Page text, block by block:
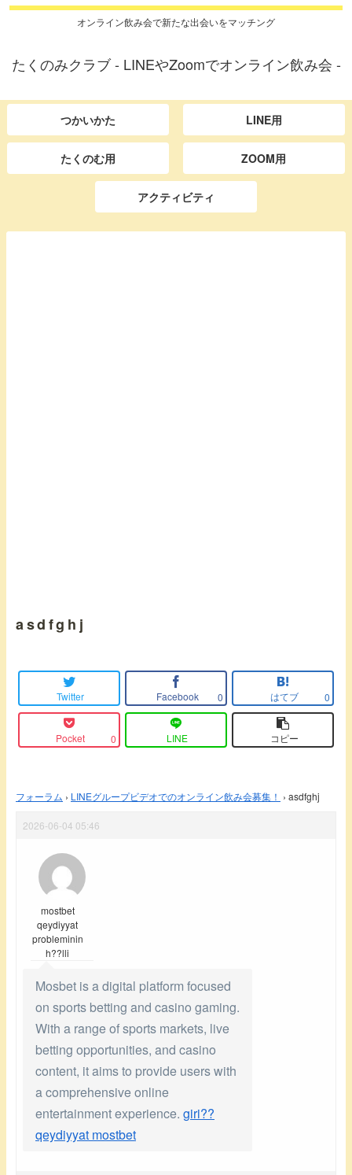
オンライン飲み会で新たな出会いをマッチング
たくのみクラブ - LINEやZoomでオンライン飲み会 -
つかいかた LINE用
たくのむ用 ZOOM用
アクティビティ
asdfghj
Twitter Facebook 0 はてブ 0
Pocket 0 LINE コピー
フォーラム › LINEグループビデオでのオンライン飲み会募集！ › asdfghj
2026-06-04 05:46
mostbet
qeydiyyat
probleminin
h??lli
Mosbet is a digital platform focused
on sports betting and casino gaming.
With a range of sports markets, live
betting opportunities, and casino
content, it aims to provide users with
a comprehensive online
entertainment experience. giri??
qeydiyyat mostbet